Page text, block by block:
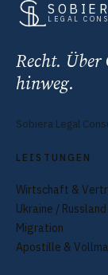
LEGAL
Recht. Über
hinweg.
Sobiera Legal
LEISTUNGEN
Wirtschaft &
Ukraine / Russland
Migration
Apostille &